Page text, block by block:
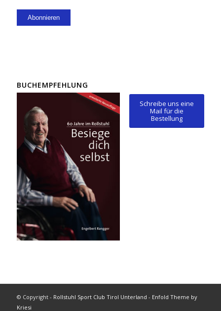
BUCHEMPFEHLUNG
Schreibe uns eine
Mail für die
Bestellung
© Copyright - Rollstuhl Sport Club Tirol Unterland - Enfold Theme by
Kriesi